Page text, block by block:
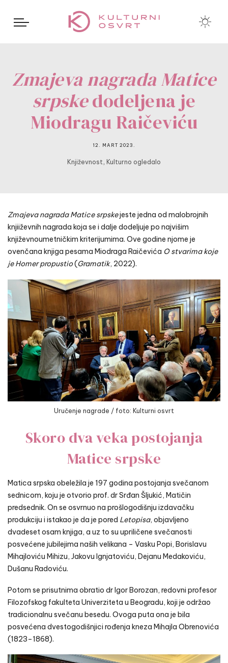
Zmajeva nagrada Matice
srpskedodeljena je
Miodragu Raičeviću
12. MART 2023.
Književnost, Kulturno ogledalo
Zmajeva nagrada Matice srpskejeste jedna od malobrojnih
knjiiževnih nagrada koja se i dalje dodeljuje po najvišim
književnoumetničkim kriterijumima. Ove godine njome je
ovenčana knjiga pesama Miodraga Raičevića O stvarima koje
je Homer propustio(Gramatik, 2022).
Uručenje nagrade / foto: Kulturni osvrt
Skoro dva veka postojanja
Matice srpske
Matica srpska obeležila je 197 godina postojanja svečanom
sednicom, koju je otvorio prof. dr Srđan Šljukić, Matičin
predsednik. On se osvrnuo na prošlogodišnju izdavačku
produkciju i istakao je da je pored Letopisa, objavljeno
dvadeset osam knjiga, a uz to su upriličene svečanosti
posvećene jubilejima naših velikana – Vasku Popi, Borislavu
Mihajloviću Mihizu, Jakovu Ignjatoviću, Dejanu Medakoviću,
Dušanu Radoviću.
Potom se prisutnima obratio dr Igor Borozan, redovni profesor
Filozofskog fakulteta Univerziteta u Beogradu, koji je održao
tradicionalnu svečanu besedu. Ovoga puta ona je bila
posvećena dvestogodišnjici rođenja kneza Mihajla Obrenovića
(1823–1868).